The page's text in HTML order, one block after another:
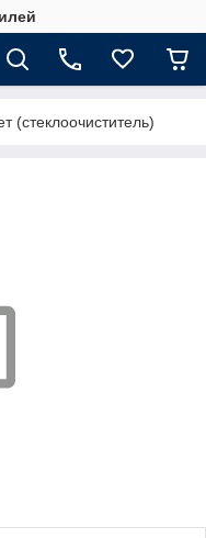
(стеклоочиститель)